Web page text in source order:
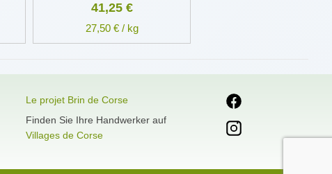
41,25 €
27,50 € / kg
Le projet Brin de Corse
Finden Sie Ihre Handwerker auf
Villages de Corse